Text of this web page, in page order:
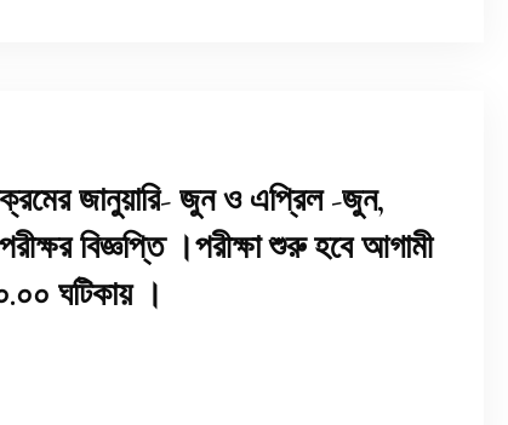
জানুয়ারি- জুন ও এপ্রিল -জুন,
বিজ্ঞপ্তি ।পরীক্ষা শুরু হবে আগামী
ঘটিকায় ।